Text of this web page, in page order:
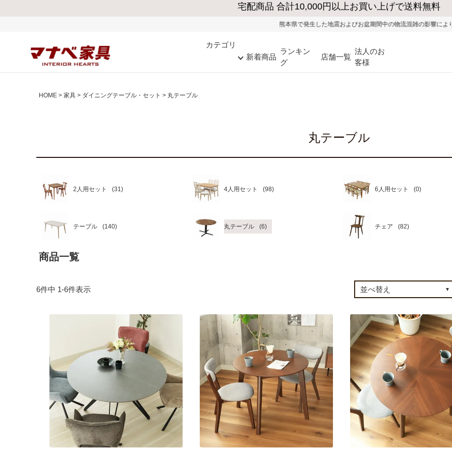
熊本県で発生した地震およびお盆期間中の物流混雑の影響により、一部地域
カテゴリ
新着商品
ランキン
グ
店舗一覧
法人のお
客様
HOME 家具 ダイニングテーブル・セット 丸テーブル
丸テーブル
2人用セット 4人用セット 6人用セット
テーブル 丸テーブル チェア
商品一覧
6件中 1-6件表示